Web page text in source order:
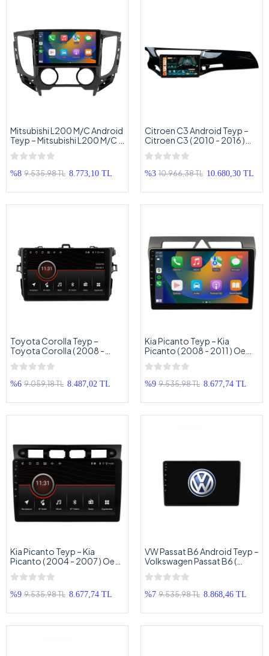
Mitsubishi L200 M/C Android
Teyp – Mitsubishi L200 M/C (
2015 - 2020 ) Oem Android
Multimedya – Mitsubishi
L200 A/C Android Double
Teyp
%8 9.535,98 TL 8.773,10 TL
Citroen C3 Android Teyp –
Citroen C3 ( 2010 - 2016 )
Oem Android Multimedya –
Citroen C3 Android Double
Teyp
%3 10.966,38 TL 10.680,30 TL
Toyota Corolla Teyp –
Toyota Corolla ( 2008 -
2012 ) Oem Android
Multimedya – Toyota
Corolla Android Double Teyp
%6 9.059,18 TL 8.487,02 TL
Kia Picanto Teyp – Kia
Picanto ( 2008 - 2011 ) Oem
Android Multimedya – Kia
Picanto Android Double
Teyp
%9 9.535,98 TL 8.677,74 TL
Kia Picanto Teyp – Kia
Picanto ( 2004 - 2007 ) Oem
Android Multimedya – Kia
Picanto Android Double
Teyp
%9 9.535,98 TL 8.677,74 TL
VW Passat B6 Android Teyp –
Volkswagen Passat B6 (
2004 - 2010 ) Oem Android
Multimedya – VW Passat B6
Android Double Teyp
%7 9.535,98 TL 8.868,46 TL